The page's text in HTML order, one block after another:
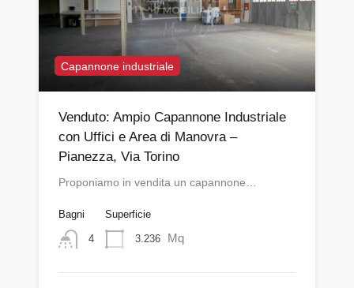
Capannone industriale
Venduto: Ampio Capannone Industriale
con Uffici e Area di Manovra –
Pianezza, Via Torino
Proponiamo in vendita un capannone…
Bagni
4
Superficie
3.236 Mq